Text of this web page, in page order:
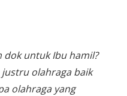
untuk Ibu hamil?
justru olahraga baik
olahraga yang